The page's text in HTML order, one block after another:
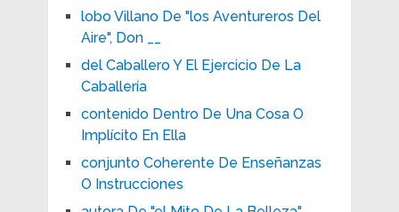
lobo Villano De "los Aventureros Del
Aire", Don __
del Caballero Y El Ejercicio De La
Caballería
contenido Dentro De Una Cosa O
Implícito En Ella
conjunto Coherente De Enseñanzas
O Instrucciones